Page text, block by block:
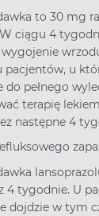
to 30 mg
ciągu 4
pacjentów, u
do pełnego
terapię
następne 4
4 tygodnie. U
dojdzie w tym